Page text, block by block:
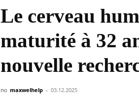
Le cerveau
maturité à 32
nouvelle
по maxwelhelp - 03.12.2025